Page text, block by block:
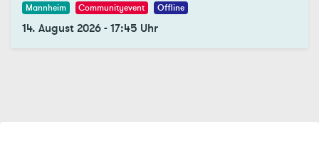
Mannheim Communityevent Offline
14. August 2026-17:45 Uhr